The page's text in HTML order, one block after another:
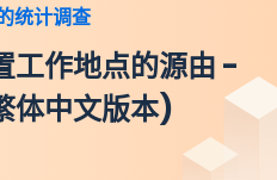
统计调查
工作地点的源由 -
体中文版本)